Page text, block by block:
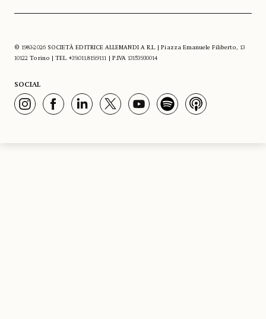
© 1983-2026 SOCIETÀ EDITRICE ALLEMANDI A R.L. | Piazza Emanuele Filiberto, 13
10122 Torino | TEL. +39.011.819.9111 | P.IVA 13153930014
SOCIAL